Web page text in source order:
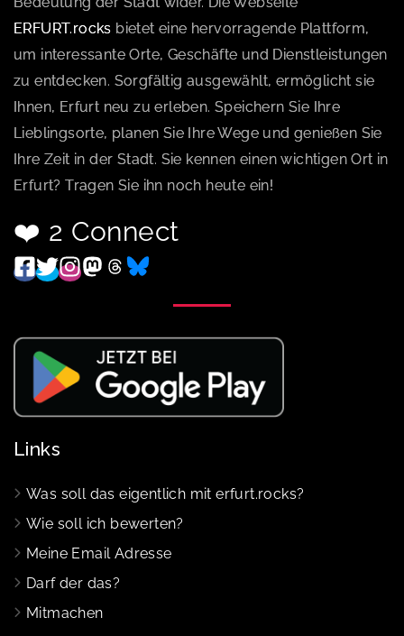
ERFURT.rocks bietet eine hervorragende Plattform,
um interessante Orte, Geschäfte und Dienstleistungen
zu entdecken. Sorgfältig ausgewählt, ermöglicht sie
Ihnen, Erfurt neu zu erleben. Speichern Sie Ihre
Lieblingsorte, planen Sie Ihre Wege und genießen Sie
Ihre Zeit in der Stadt. Sie kennen einen wichtigen Ort in
Erfurt? Tragen Sie ihn noch heute ein!
❤️ 2 Connect
Links
Was soll das eigentlich mit erfurt.rocks?
Wie soll ich bewerten?
Meine Email Adresse
Darf der das?
Mitmachen